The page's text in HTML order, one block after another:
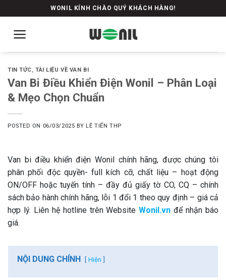
to
content
WONIL KÍNH CHÀO QUÝ KHÁCH HÀNG!
TIN TỨC,TÀI LIỆU VỀ VAN BI
Van Bi Điều Khiển Điện Wonil – Phân Loại
& Mẹo Chọn Chuẩn
POSTED ON 06/03/2025 BY LÊ TIẾN THP
Van bi điều khiển điện Wonil chính hãng, được chúng tôi
phân phối độc quyền- full kích cỡ, chất liệu – hoạt động
ON/OFF hoặc tuyến tính – đầy đủ giấy tờ CO, CQ – chính
sách bảo hành chính hãng, lỗi 1 đổi 1 theo quy định – giá cả
hợp lý. Liên hệ hotline trên WebsiteWonil.vn để nhận báo
giá.
NỘI DUNG CHÍNH Hiện